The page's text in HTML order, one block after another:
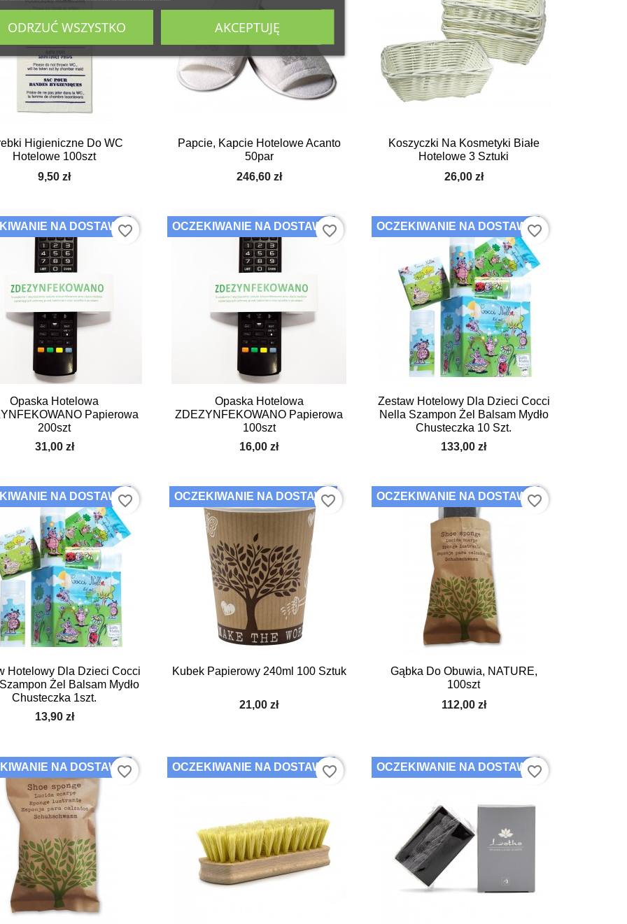
ODRZUĆ WSZYSTKO AKCEPTUJĘ
Higieniczne Do WC
Hotelowe 100szt
9,50 zł
Szybki podgląd
Papcie, Kapcie Hotelowe Acanto
50par
246,60 zł
Szybki podgląd
Koszyczki Na Kosmetyki Białe
Hotelowe 3 Sztuki
26,00 zł
Szybki podgląd
Opaska Hotelowa
Papierowa
200szt
31,00 zł
NA DOSTAWĘ
Szybki podgląd
favorite_border
Opaska Hotelowa
ZDEZYNFEKOWANO Papierowa
100szt
16,00 zł
OCZEKIWANIE NA DOSTAWĘ
Szybki podgląd
favorite_border
Zestaw Hotelowy Dla Dzieci Cocci
Nella Szampon Żel Balsam Mydło
Chusteczka 10 Szt.
133,00 zł
OCZEKIWANIE NA DOSTAWĘ
Szybki podgląd
favorite_border
Hotelowy Dla Dzieci Cocci
Żel Balsam Mydło
Chusteczka 1szt.
13,90 zł
NA DOSTAWĘ
Szybki podgląd
favorite_border
Kubek Papierowy 240ml 100 Sztuk
21,00 zł
OCZEKIWANIE NA DOSTAWĘ
Szybki podgląd
favorite_border
Gąbka Do Obuwia, NATURE,
100szt
112,00 zł
OCZEKIWANIE NA DOSTAWĘ
Szybki podgląd
favorite_border
NA DOSTAWĘ
favorite_border OCZEKIWANIE NA DOSTAWĘfavorite_border OCZEKIWANIE NA DOSTAWĘfavorite_border